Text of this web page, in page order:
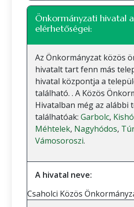
Önkormányzati hivatal
elérhetőségei:
Az Önkormányzat közös
hivatalt tart fenn más
hivatal központja a
található. . A Közös
Hivatalban még az alábbi
találhatóak: Garbolc,
Méhtelek, Nagyhódos,
Vámosoroszi.
A hivatal neve:
Csaholci Közös